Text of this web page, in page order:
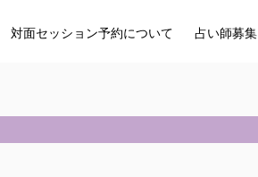
対面セッション予約について 占い師募集